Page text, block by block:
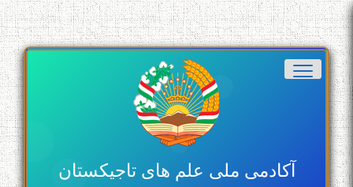
آکادمی ملی علم های تاجیکستان